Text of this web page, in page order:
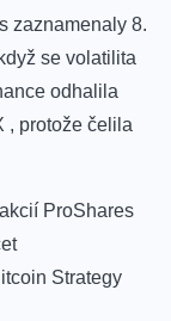
zaznamenaly 8.
se volatilita
odhalila
, protože čelila
ProShares
Strategy